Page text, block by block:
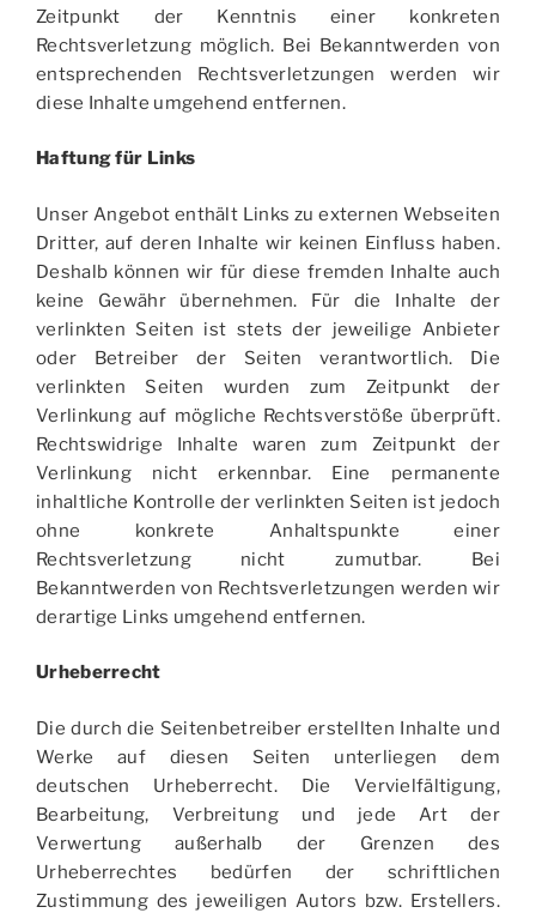
Zeitpunkt der Kenntnis einer konkreten
Rechtsverletzung möglich. Bei Bekanntwerden von
entsprechenden Rechtsverletzungen werden wir
diese Inhalte umgehend entfernen.
Haftung für Links
Unser Angebot enthält Links zu externen Webseiten
Dritter, auf deren Inhalte wir keinen Einfluss haben.
Deshalb können wir für diese fremden Inhalte auch
keine Gewähr übernehmen. Für die Inhalte der
verlinkten Seiten ist stets der jeweilige Anbieter
oder Betreiber der Seiten verantwortlich. Die
verlinkten Seiten wurden zum Zeitpunkt der
Verlinkung auf mögliche Rechtsverstöße überprüft.
Rechtswidrige Inhalte waren zum Zeitpunkt der
Verlinkung nicht erkennbar. Eine permanente
inhaltliche Kontrolle der verlinkten Seiten ist jedoch
ohne konkrete Anhaltspunkte einer
Rechtsverletzung nicht zumutbar. Bei
Bekanntwerden von Rechtsverletzungen werden wir
derartige Links umgehend entfernen.
Urheberrecht
Die durch die Seitenbetreiber erstellten Inhalte und
Werke auf diesen Seiten unterliegen dem
deutschen Urheberrecht. Die Vervielfältigung,
Bearbeitung, Verbreitung und jede Art der
Verwertung außerhalb der Grenzen des
Urheberrechtes bedürfen der schriftlichen
Zustimmung des jeweiligen Autors bzw. Erstellers.